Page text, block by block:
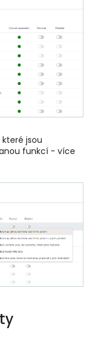
jsou
funkcí - více